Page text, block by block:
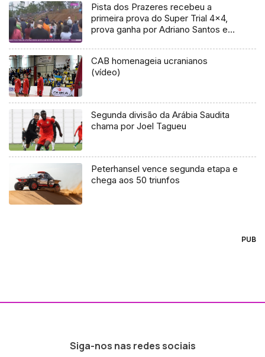
Pista dos Prazeres recebeu a
primeira prova do Super Trial 4×4,
prova ganha por Adriano Santos e
CAB homenageia ucranianos
(vídeo)
Segunda divisão da Arábia Saudita
chama por Joel Tagueu
Peterhansel vence segunda etapa e
chega aos 50 triunfos
PUB
Siga-nos nas redes sociais